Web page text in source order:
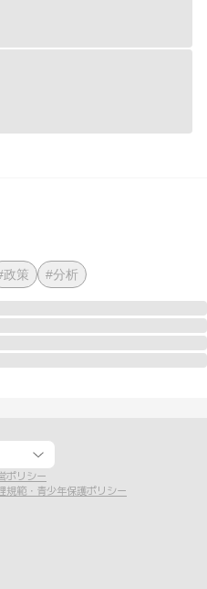
政策 #分析
ポリシー
規範・青少年保護ポリシー